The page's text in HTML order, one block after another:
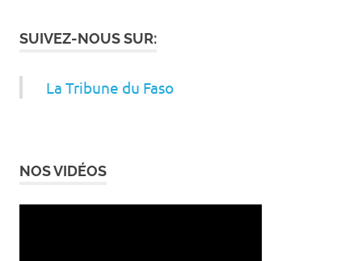
SUIVEZ-NOUS SUR:
La Tribune du Faso
NOS VIDÉOS